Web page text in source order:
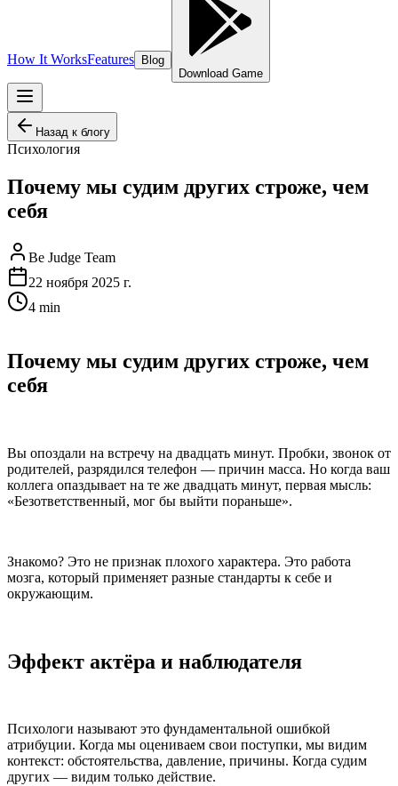
How It WorksFeatures
Blog
Download Game
Назад к блогу
Психология
Почему мы судим других строже, чем
себя
Be Judge Team
22 ноября 2025 г.
4 min
Почему мы судим других строже, чем
себя
Вы опоздали на встречу на двадцать минут. Пробки, звонок от
родителей, разрядился телефон — причин масса. Но когда ваш
коллега опаздывает на те же двадцать минут, первая мысль:
«Безответственный, мог бы выйти пораньше».
Знакомо? Это не признак плохого характера. Это работа
мозга, который применяет разные стандарты к себе и
окружающим.
Эффект актёра и наблюдателя
Психологи называют это фундаментальной ошибкой
атрибуции. Когда мы оцениваем свои поступки, мы видим
контекст: обстоятельства, давление, причины. Когда судим
других — видим только действие.